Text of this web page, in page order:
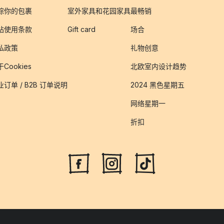
你的包裹
使用条款
政策
Cookies
订单 / B2B 订单说明
室外家具和花园家具
Gift card
最畅销
场合
礼物创意
北欧室内设计趋势
2024 黑色星期五
网络星期一
折扣